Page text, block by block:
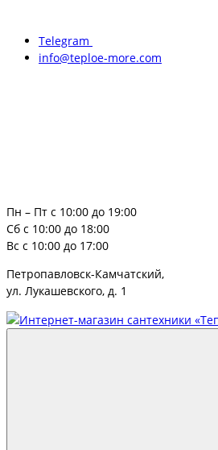
Telegram
info@teploe-more.com
Пн – Пт с 10:00 до 19:00
Сб с 10:00 до 18:00
Вс с 10:00 до 17:00
Петропавловск-Камчатский,
ул. Лукашевского, д. 1